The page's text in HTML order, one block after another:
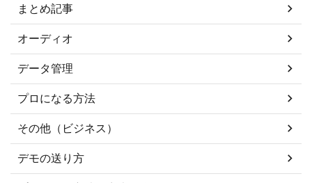
まとめ記事
オーディオ
データ管理
プロになる方法
その他（ビジネス）
デモの送り方